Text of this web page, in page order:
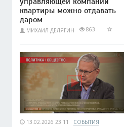
квартиры можно отдавать
даром
МИХАИЛ ДЕЛЯГИН 863
13.02.2026 23:11 СОБЫТИЯ